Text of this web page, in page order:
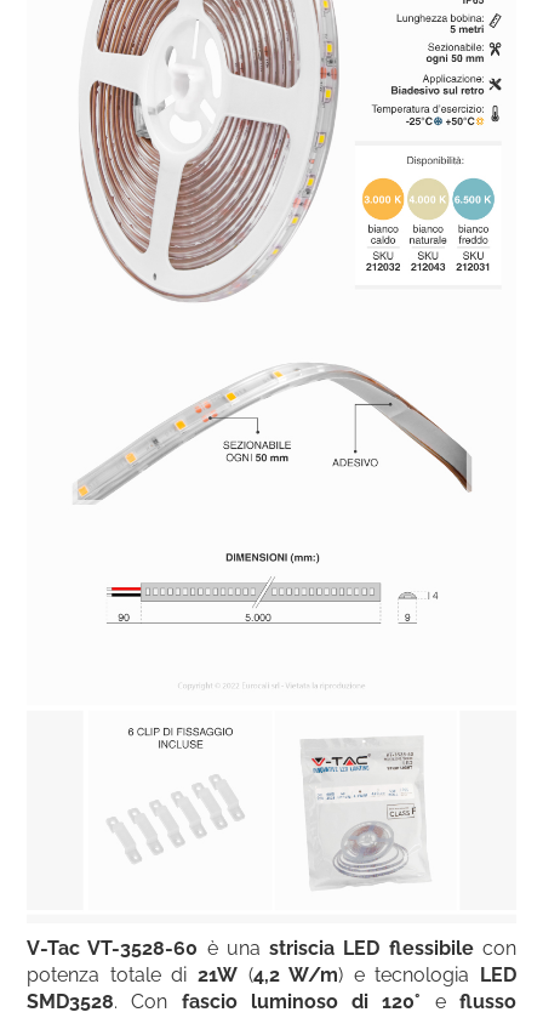
V-Tac VT-3528-60 è unastriscia LED flessibilecon
potenza totale di 21W(4,2 W/m) e tecnologia LED
SMD3528. Con fascio luminoso di 120° e flusso